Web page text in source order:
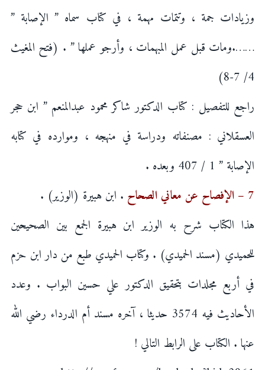
وزيادات جمة ، وتتمات مهمة ، في كتاب سماه ” الإصابة ”
…….ومات قبل عمل المبهمات ، وأرجو عملها ” . (فتح المغيث
4/ 7-8)
راجع للتفصيل : كتاب الدكتور شاكر محمود عبدالمنعم ” ابن حجر
العسقلاني : مصنفاته ودراسة في منهجه ، وموارده في كتابه
الإصابة ” 1 / 407 وبعده .
7 – الإفصاح عن معاني الصحاح
. ابن هبيرة (الوزير) .
هذا الكتاب شرح به الوزير ابن هبيرة الجمع بين الصحيحين
للحميدي (مسند الحميدي) . وكتاب الحميدي طبع من دار ابن حزم
في أربع مجلدات بتحقيق الدكتور علي حسين البواب . وعدد
الأحاديث فيه 3574 حديثا ، آخره مسند أم الدرداء رضي الله
عنها . الكتاب على الرابط التالي !